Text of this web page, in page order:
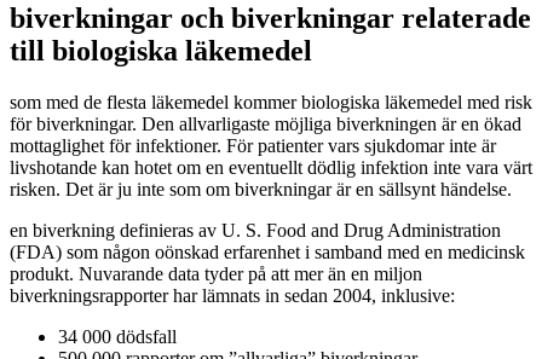
biverkningar och biverkningar relaterade
till biologiska läkemedel
som med de flesta läkemedel kommer biologiska läkemedel med risk
för biverkningar. Den allvarligaste möjliga biverkningen är en ökad
mottaglighet för infektioner. För patienter vars sjukdomar inte är
livshotande kan hotet om en eventuellt dödlig infektion inte vara värt
risken. Det är ju inte som om biverkningar är en sällsynt händelse.
en biverkning definieras av U. S. Food and Drug Administration
(FDA) som någon oönskad erfarenhet i samband med en medicinsk
produkt. Nuvarande data tyder på att mer än en miljon
biverkningsrapporter har lämnats in sedan 2004, inklusive:
34 000 dödsfall